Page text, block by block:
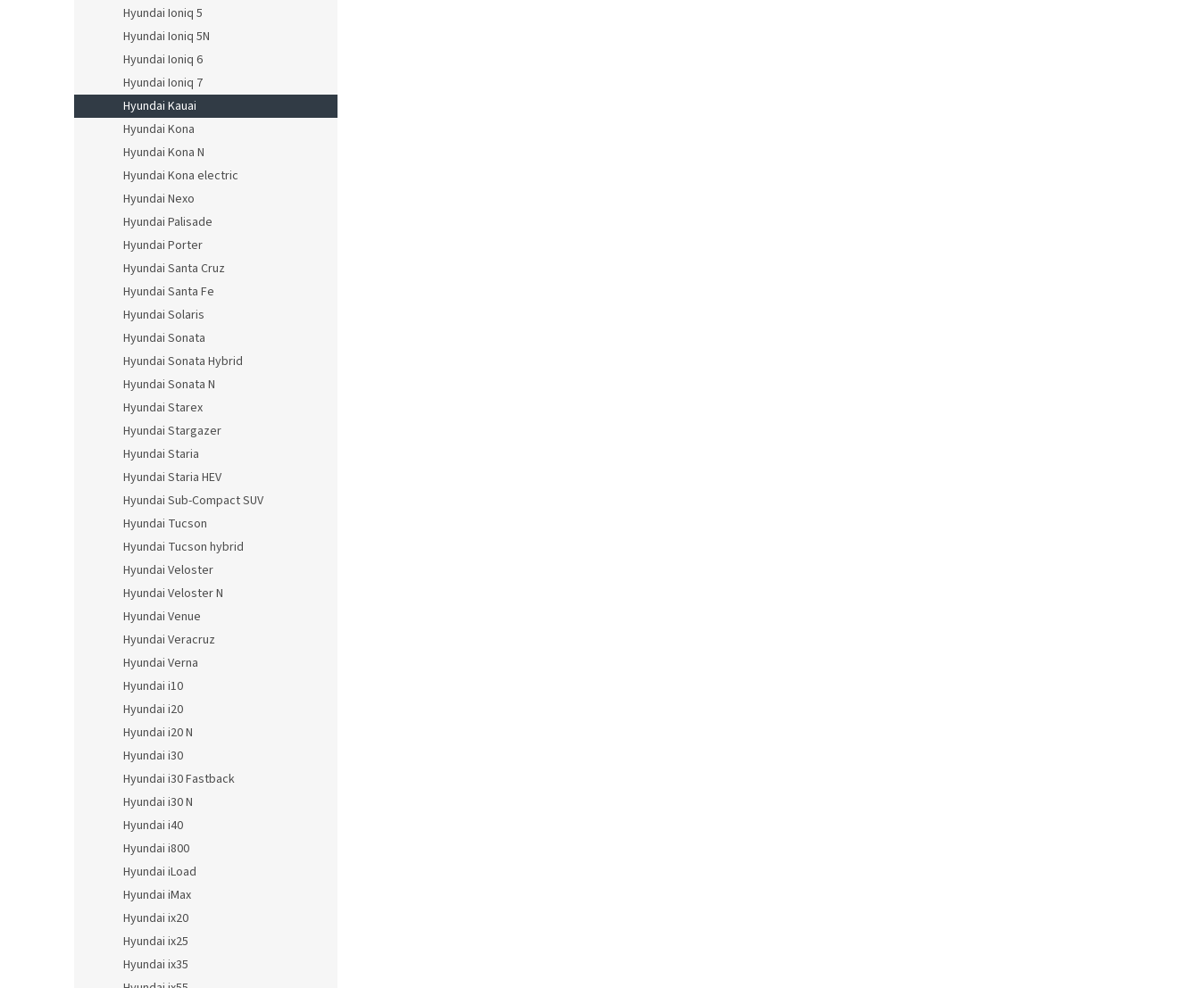
Hyundai Ioniq 5
Hyundai Ioniq 5N
Hyundai Ioniq 6
Hyundai Ioniq 7
Hyundai Kauai
Hyundai Kona
Hyundai Kona N
Hyundai Kona electric
Hyundai Nexo
Hyundai Palisade
Hyundai Porter
Hyundai Santa Cruz
Hyundai Santa Fe
Hyundai Solaris
Hyundai Sonata
Hyundai Sonata Hybrid
Hyundai Sonata N
Hyundai Starex
Hyundai Stargazer
Hyundai Staria
Hyundai Staria HEV
Hyundai Sub-Compact SUV
Hyundai Tucson
Hyundai Tucson hybrid
Hyundai Veloster
Hyundai Veloster N
Hyundai Venue
Hyundai Veracruz
Hyundai Verna
Hyundai i10
Hyundai i20
Hyundai i20 N
Hyundai i30
Hyundai i30 Fastback
Hyundai i30 N
Hyundai i40
Hyundai i800
Hyundai iLoad
Hyundai iMax
Hyundai ix20
Hyundai ix25
Hyundai ix35